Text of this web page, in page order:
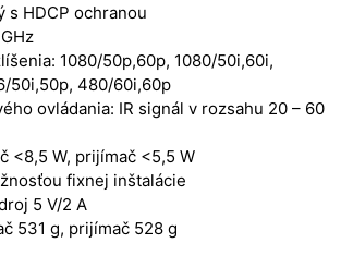
s HDCP ochranou
1080/50p,60p, 1080/50i,60i,
50i,50p, 480/60i,60p
ovládania: IR signál v rozsahu 20 – 60
<8,5 W, prijímač <5,5 W
fixnej inštalácie
5 V/2 A
531 g, prijímač 528 g